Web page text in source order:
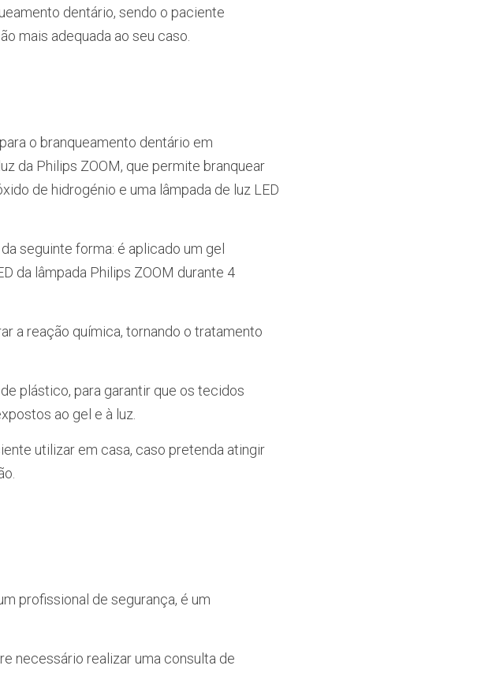
dentário, sendo o paciente
mais adequada ao seu caso.
o branqueamento dentário em
da Philips ZOOM, que permite branquear
de hidrogénio e uma lâmpada de luz LED
seguinte forma: é aplicado um gel
da lâmpada Philips ZOOM durante 4
a reação química, tornando o tratamento
plástico, para garantir que os tecidos
ao gel e à luz.
utilizar em casa, caso pretenda atingir
profissional de segurança, é um
necessário realizar uma consulta de